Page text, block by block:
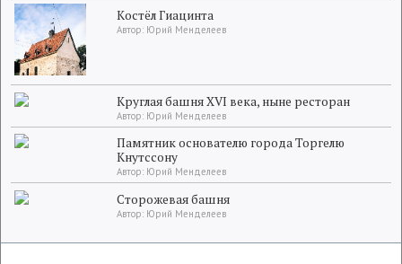
Костёл Гиацинта
Автор: Юрий Менделеев
Круглая башня XVI века, ныне ресторан
Автор: Юрий Менделеев
Памятник основателю города Торгелю
Кнутссону
Автор: Юрий Менделеев
Сторожевая башня
Автор: Юрий Менделеев